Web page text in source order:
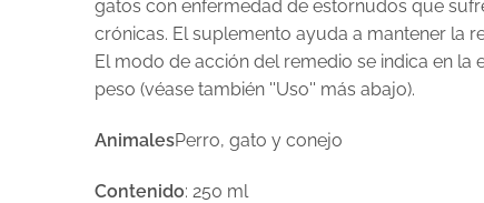
gatos con enfermedad de estornudos que
crónicas. El suplemento ayuda a mantener la
El modo de acción del remedio se indica en la
peso (véase también ''Uso'' más abajo).
AnimalesPerro, gato y conejo
Contenido: 250 ml